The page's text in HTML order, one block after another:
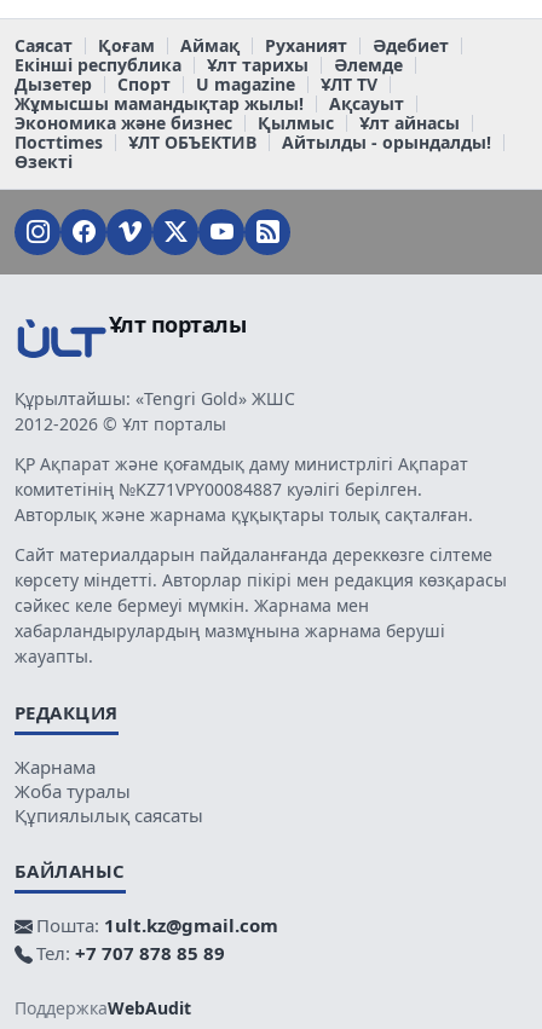
Саясат Қоғам Аймақ Руханият
Әдебиет
Екінші республика
Ұлт тарихы
Әлемде
Дызетер
Спорт U magazine
ҰЛТ TV
Жұмысшы мамандықтар жылы!
Ақсауыт
Экономика және бизнес
Қылмыс
Ұлт айнасы
Постtimes
ҰЛТ ОБЪЕКТИВ
Айтылды - орындалды!
Өзекті
Ұлт порталы
Құрылтайшы: «Tengri Gold» ЖШС
2012-2026 © Ұлт порталы
ҚР Ақпарат және қоғамдық даму министрлігі Ақпарат
комитетінің №KZ71VPY00084887 куәлігі берілген.
Авторлық және жарнама құқықтары толық сақталған.
Сайт материалдарын пайдаланғанда дереккөзге сілтеме
көрсету міндетті. Авторлар пікірі мен редакция көзқарасы
сәйкес келе бермеуі мүмкін. Жарнама мен
хабарландырулардың мазмұнына жарнама беруші
жауапты.
РЕДАКЦИЯ
Жарнама
Жоба туралы
Құпиялылық саясаты
БАЙЛАНЫС
Пошта: 1ult.kz@gmail.com
Тел: +7 707 878 85 89
ПоддержкаWebAudit